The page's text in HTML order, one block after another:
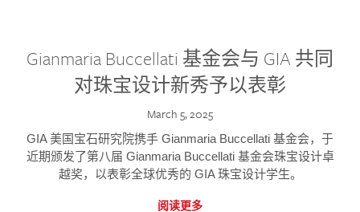
Gianmaria Buccellati 基金会与 GIA 共同
对珠宝设计新秀予以表彰
March 5, 2025
GIA 美国宝石研究院携手 Gianmaria Buccellati 基金会，于
近期颁发了第八届 Gianmaria Buccellati 基金会珠宝设计卓
越奖，以表彰全球优秀的 GIA 珠宝设计学生。
阅读更多